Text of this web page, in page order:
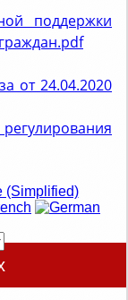
поддержки
от 24.04.2020